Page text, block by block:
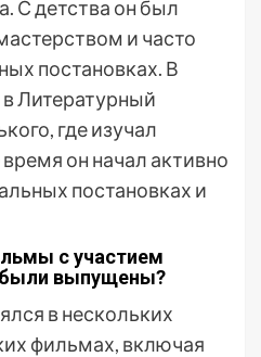
С детства он был
и часто
постановках. В
Литературный
где изучал
он начал активно
постановках и
с участием
выпущены?
в нескольких
фильмах, включая